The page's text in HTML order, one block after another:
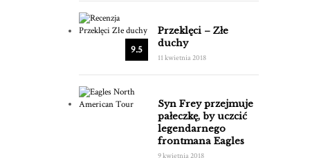
9.5
Przeklęci – Złe
duchy
11 kwietnia 2018
Syn Frey przejmuje
pałeczkę, by uczcić
legendarnego
frontmana Eagles
9 kwietnia 2018